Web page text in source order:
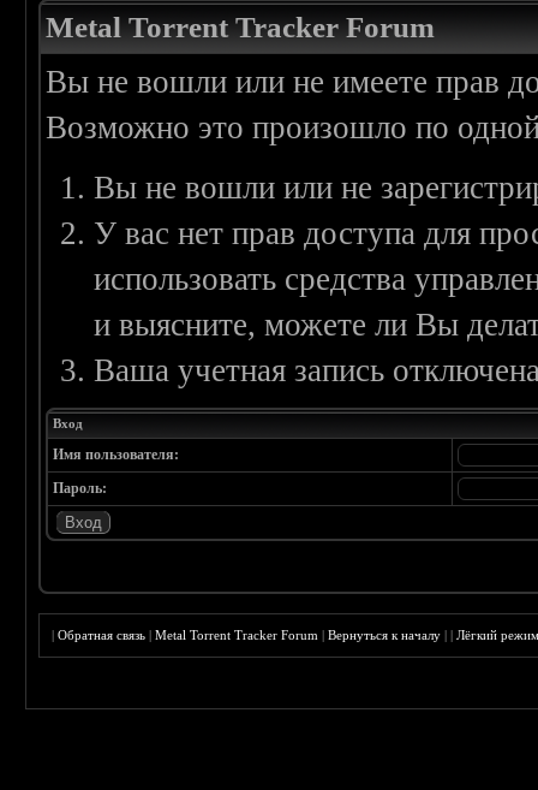
Metal Torrent Tracker Forum
Вы не вошли или не имеете прав
Возможно это произошло по
Вы не вошли или не
У вас нет прав доступа для
использовать средства
и выясните, можете ли Вы
Ваша учетная запись
Вход
Имя пользователя:
Пароль:
|Обратная связь |Metal Torrent Tracker Forum |Вернуться к началу ||Лёгкий